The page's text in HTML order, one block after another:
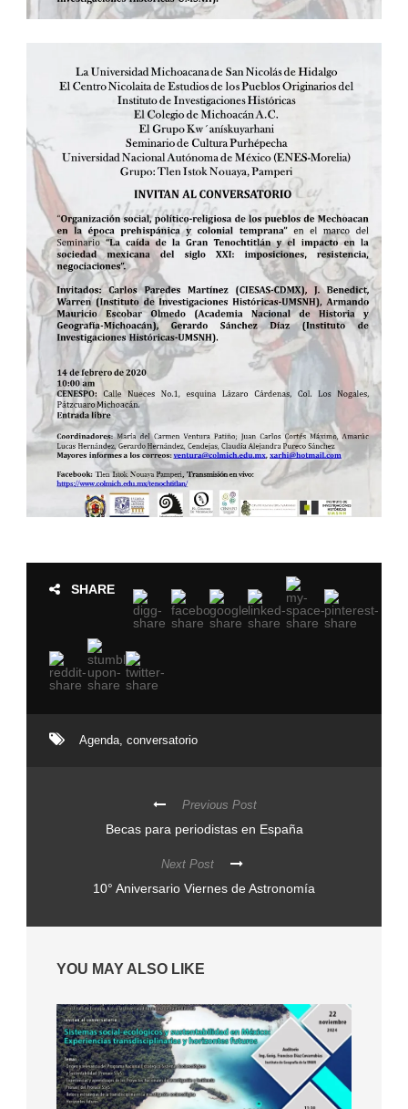
SHARE
Agenda conversatorio
Previous Post
Becas para periodistas en España
Next Post
10° Aniversario Viernes de Astronomía
YOU MAY ALSO LIKE